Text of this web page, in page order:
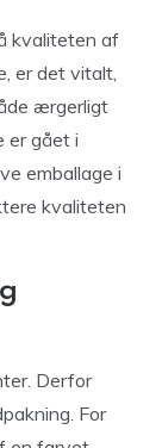
kvaliteten af
er det vitalt,
ærgerligt
er gået i
emballage i
kvaliteten
Derfor
For